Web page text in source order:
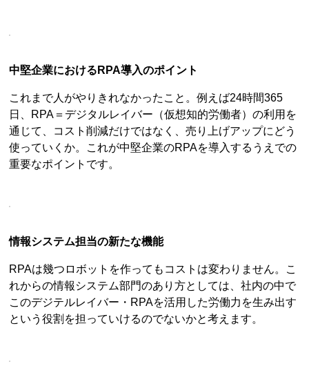
中堅企業におけるRPA導入のポイント
これまで人がやりきれなかったこと。例えば24時間365
日、RPA＝デジタルレイバー（仮想知的労働者）の利用を
通じて、コスト削減だけではなく、売り上げアップにどう
使っていくか。これが中堅企業のRPAを導入するうえでの
重要なポイントです。
情報システム担当の新たな機能
RPAは幾つロボットを作ってもコストは変わりません。こ
れからの情報システム部門のあり方としては、社内の中で
このデジテルレイバー・RPAを活用した労働力を生み出す
という役割を担っていけるのでないかと考えます。